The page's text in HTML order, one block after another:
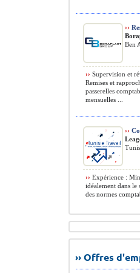
››
Ben
›› Supervision et
Remises et
passerelles
mensuelles ...
››
›› Expérience :
idéalement dans
des normes
›› Offres